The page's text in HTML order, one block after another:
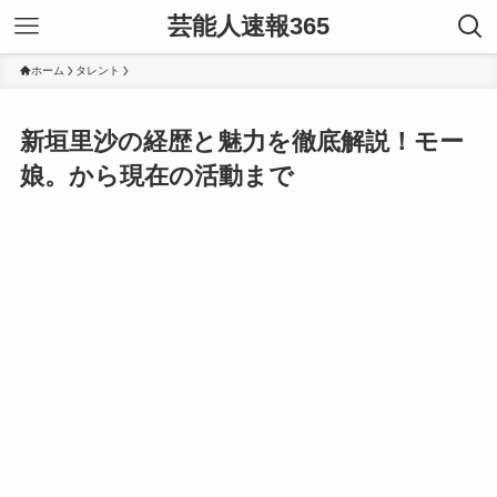
芸能人速報365
ホーム タレント
新垣里沙の経歴と魅力を徹底解説！モー
娘。から現在の活動まで